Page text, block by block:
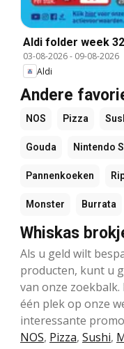
Aldi folder week 32
03-08-2026- 09-08-2026
Aldi
Andere
NOS Pizza
Gouda Nintendo
Pannenkoeken
Monster Burrata
Whiskas
Als u geld wilt
producten, kunt u
van onze
één plek op onze
interessante
NOS, Pizza, Sushi,